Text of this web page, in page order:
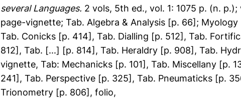
several Languages. 2 vols, 5th ed., vol. 1: 1075 p. (n.
page-vignette; Tab. Algebra & Analysis [p. 66];
Tab. Conicks [p. 414], Tab. Dialling [p. 512], Tab.
812], Tab. [...] [p. 814], Tab. Heraldry [p. 908], Tab.
vignette, Tab: Mechanicks [p. 101], Tab. Miscellany [p.
241], Tab. Perspective [p. 325], Tab. Pneumaticks [p.
Trionometry [p. 806], folio,